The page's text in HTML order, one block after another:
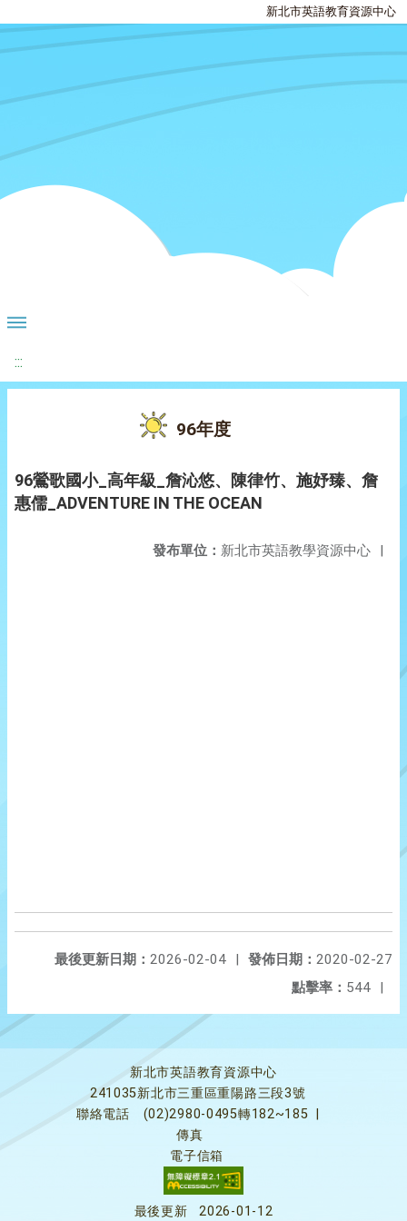
新北市英語教育資源中心
:::
96年度
96鶯歌國小_高年級_詹沁悠、陳律竹、施妤臻、詹
惠儒_ADVENTURE IN THE OCEAN
發布單位： 新北市英語教學資源中心 |
發佈日期： 2020-02-27
最後更新日期： 2026-02-04
|
點擊率： 544 |
新北市英語教育資源中心
241035新北市三重區重陽路三段3號
聯絡電話
(02)2980-0495轉182~185
傳真
電子信箱
最後更新 2026-01-12